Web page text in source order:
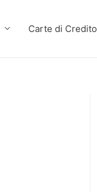
Carte di Credito